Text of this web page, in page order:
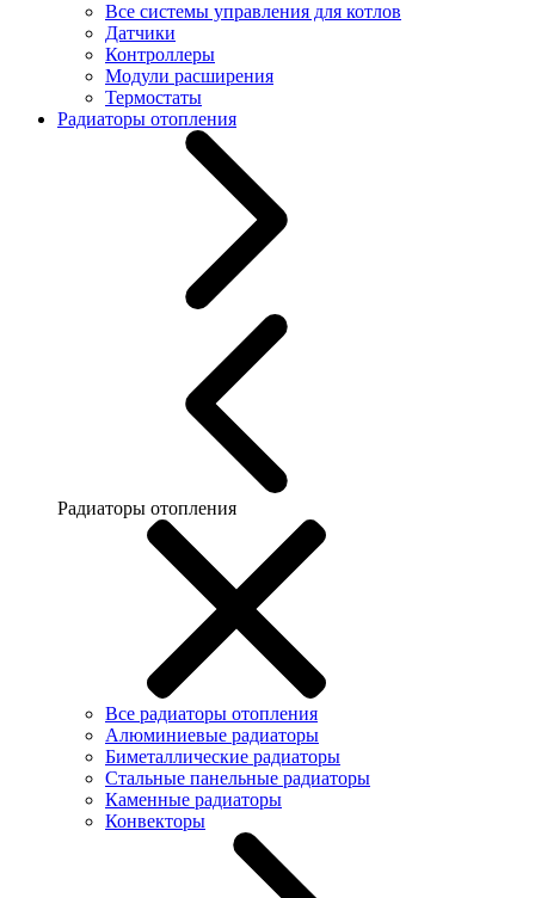
Все системы управления для котлов
Датчики
Контроллеры
Модули расширения
Термостаты
Радиаторы отопления
Радиаторы отопления
Все радиаторы отопления
Алюминиевые радиаторы
Биметаллические радиаторы
Стальные панельные радиаторы
Каменные радиаторы
Конвекторы